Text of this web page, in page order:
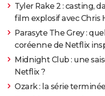
Tyler Rake 2 : casting,
film explosif avec Chris
Parasyte The Grey :
coréenne de Netflix
Midnight Club : une
Netflix ?
Ozark : la série